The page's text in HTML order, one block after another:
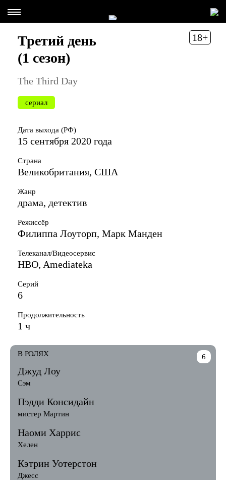
18+
Третий день
(1 сезон)
The Third Day
сериал
Дата выхода (РФ)
15 сентября 2020 года
Страна
Великобритания, США
Жанр
драма, детектив
Режиссёр
Филиппа Лоуторп, Марк Манден
Телеканал/Видеосервис
HBO, Amediateka
Серий
6
Продолжительность
1 ч
6
В РОЛЯХ
Джуд Лоу
Сэм
Пэдди Консидайн
мистер Мартин
Наоми Харрис
Хелен
Кэтрин Уотерстон
Джесс